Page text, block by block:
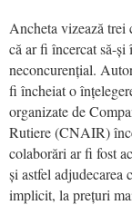
Ancheta vizează trei
că ar fi încercat să-
neconcurențial.
fi încheiat o
organizate de
Rutiere (CNAIR)
colaborări ar fi fost
și astfel
implicit, la prețuri